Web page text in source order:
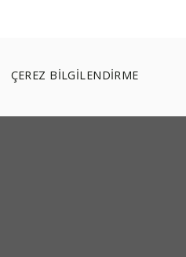
ÇEREZ BİLGİLENDİRME